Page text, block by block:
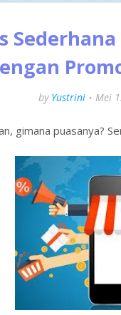
by Yustrini Mei
gimana puasanya?